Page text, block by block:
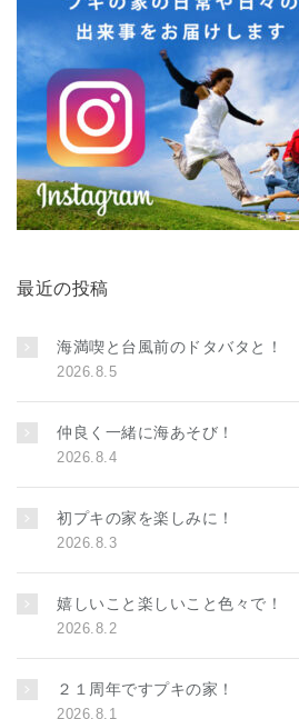
最近の投稿
海満喫と台風前のドタバタと！
2026.8.5
仲良く一緒に海あそび！
2026.8.4
初プキの家を楽しみに！
2026.8.3
嬉しいこと楽しいこと色々で！
2026.8.2
２１周年ですプキの家！
2026.8.1